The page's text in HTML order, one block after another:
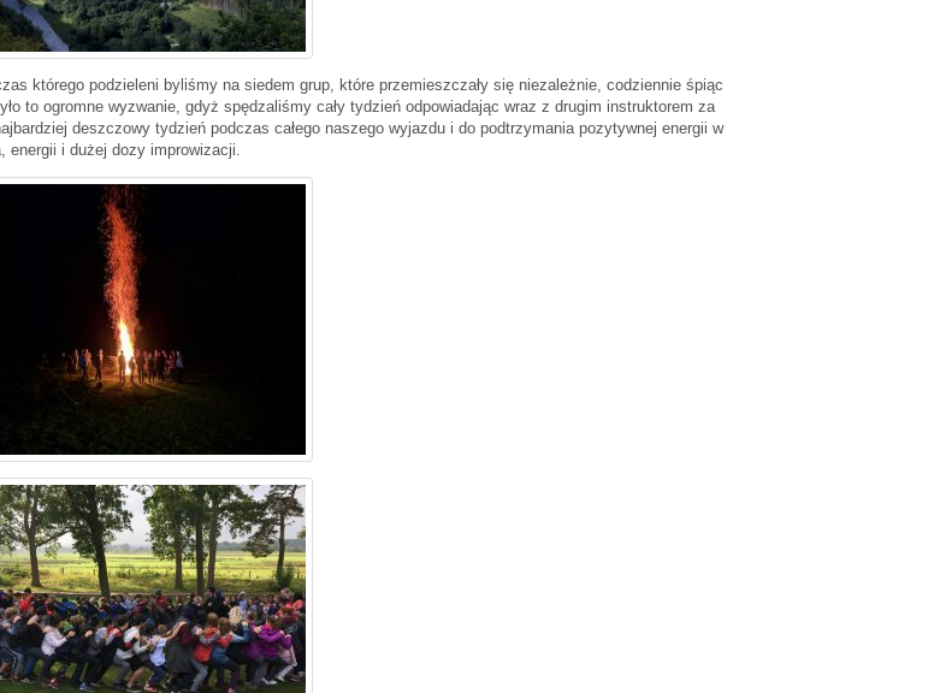
którego podzieleni byliśmy na siedem grup, które przemieszczały się niezależnie, codziennie śpiąc
to ogromne wyzwanie, gdyż spędzaliśmy cały tydzień odpowiadając wraz z drugim instruktorem za
deszczowy tydzień podczas całego naszego wyjazdu i do podtrzymania pozytywnej energii w
energii i dużej dozy improwizacji.